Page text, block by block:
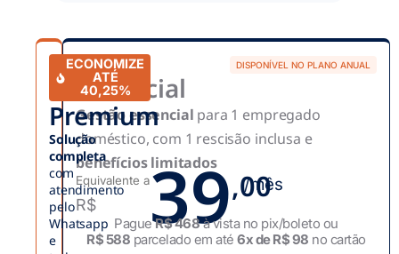
DISPONÍVEL NO PLANO ANUAL
Essencial
Gestão essencial para 1 empregado
doméstico, com 1 rescisão inclusa e
benefícios limitados
Equivalente a
R$ 39,00
/mês
PagueR$ 468à vista no pix/boleto ou
R$ 588 parcelado em até6x de R$ 98 no cartão
ECONOMIZE
ATÉ
40,25%
Premium
Solução
completa
com
atendimento
pelo
Whatsapp
e